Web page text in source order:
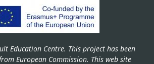
Education Centre. This project has been
European Commission. This web site